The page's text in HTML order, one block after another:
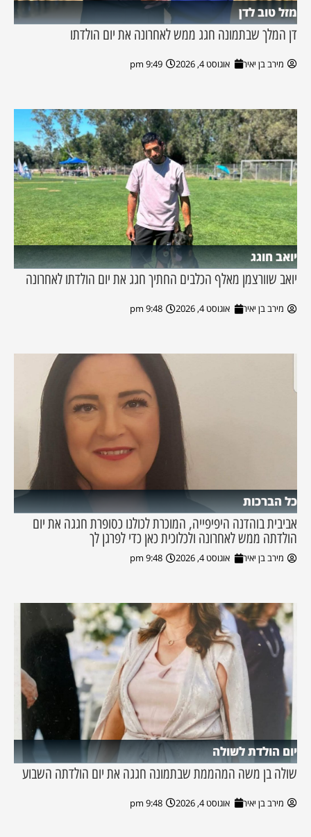
מזל טוב לדן
דן המלך שבתמונה חגג ממש לאחרונה את יום הולדתו
מירב בן יאיר אוגוסט 4, 2026 9:49 pm
יואב חוגג
יואב שוורצמן מאלף הכלבים החתיך חגג את יום הולדתו לאחרונה
מירב בן יאיר אוגוסט 4, 2026 9:48 pm
כל הברכות
אביבית בוהדנה היפיפייה, המוכרת לכולנו כסופרת חגגה את יום
הולדתה ממש לאחרונה ולכלוכית כאן כדי לפרגן לך
מירב בן יאיר אוגוסט 4, 2026 9:48 pm
יום הולדת לשולה
שולה בן משה המהממת שבתמונה חגגה את יום הולדתה השבוע
מירב בן יאיר אוגוסט 4, 2026 9:48 pm